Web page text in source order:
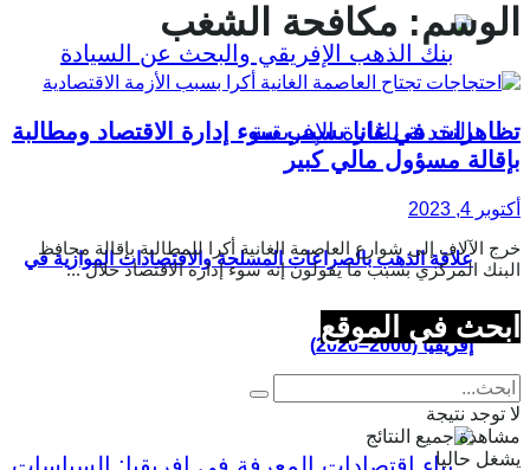
علاقة الذهب بالصراعات المسلحة والاقتصادات الموازية في
إفريقيا (2000–2026)
الوسم: مكافحة الشغب
تظاهرات في غانا بسبب سوء إدارة الاقتصاد ومطالبة
بإقالة مسؤول مالي كبير
أكتوبر 4, 2023
خرج الآلاف إلى شوارع العاصمة الغانية أكرا للمطالبة بإقالة محافظ
البنك المركزي بسبب ما يقولون إنه سوء إدارة الاقتصاد خلال ...
ابحث في الموقع
لا توجد نتيجة
مشاهدة جميع النتائج
يشغل حاليا